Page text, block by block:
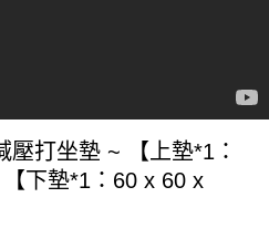
壓打坐墊 ~ 【上墊*1：
下墊*1：60 x 60 x